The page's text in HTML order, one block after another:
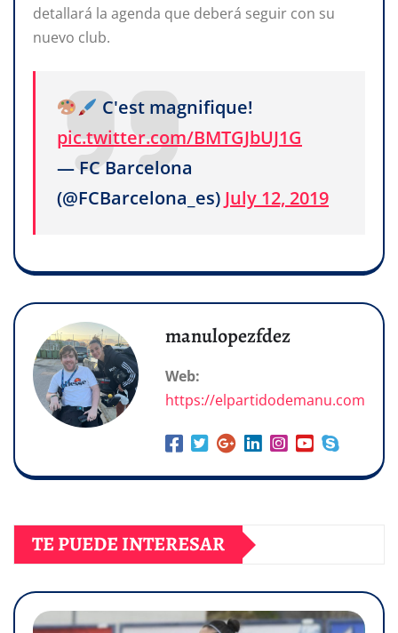
detallará la agenda que deberá seguir con su
nuevo club.
C'est magnifique!
pic.twitter.com/BMTGJbUJ1G
— FC Barcelona
(@FCBarcelona_es) July 12, 2019
manulopezfdez
Web:
https://elpartidodemanu.com
TE PUEDE INTERESAR